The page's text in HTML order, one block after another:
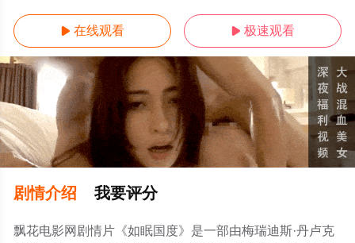
 在线观看  极速观看
剧情介绍 我要评分
飘花电影网剧情片《如眠国度》是一部由梅瑞迪斯·丹卢克